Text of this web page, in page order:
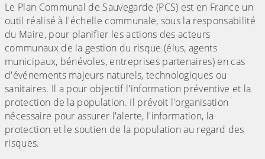
Le Plan Communal de Sauvegarde (PCS) est en France un
outil réalisé à l'échelle communale, sous la responsabilité
du Maire, pour planifier les actions des acteurs
communaux de la gestion du risque (élus, agents
municipaux, bénévoles, entreprises partenaires) en cas
d'événements majeurs naturels, technologiques ou
sanitaires. Il a pour objectif l'information préventive et la
protection de la population. Il prévoit l'organisation
nécessaire pour assurer l'alerte, l'information, la
protection et le soutien de la population au regard des
risques.